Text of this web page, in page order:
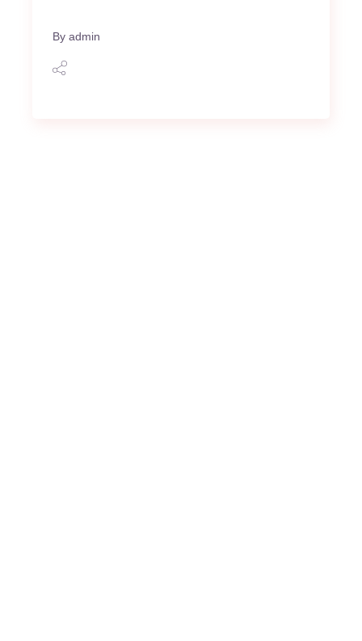
By admin